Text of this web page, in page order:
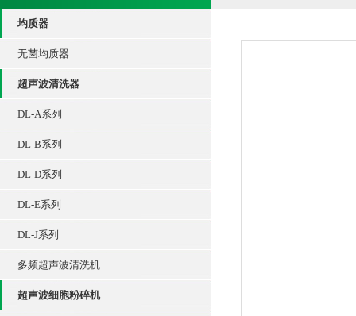
均质器
无菌均质器
超声波清洗器
DL-A系列
DL-B系列
DL-D系列
DL-E系列
DL-J系列
多频超声波清洗机
超声波细胞粉碎机